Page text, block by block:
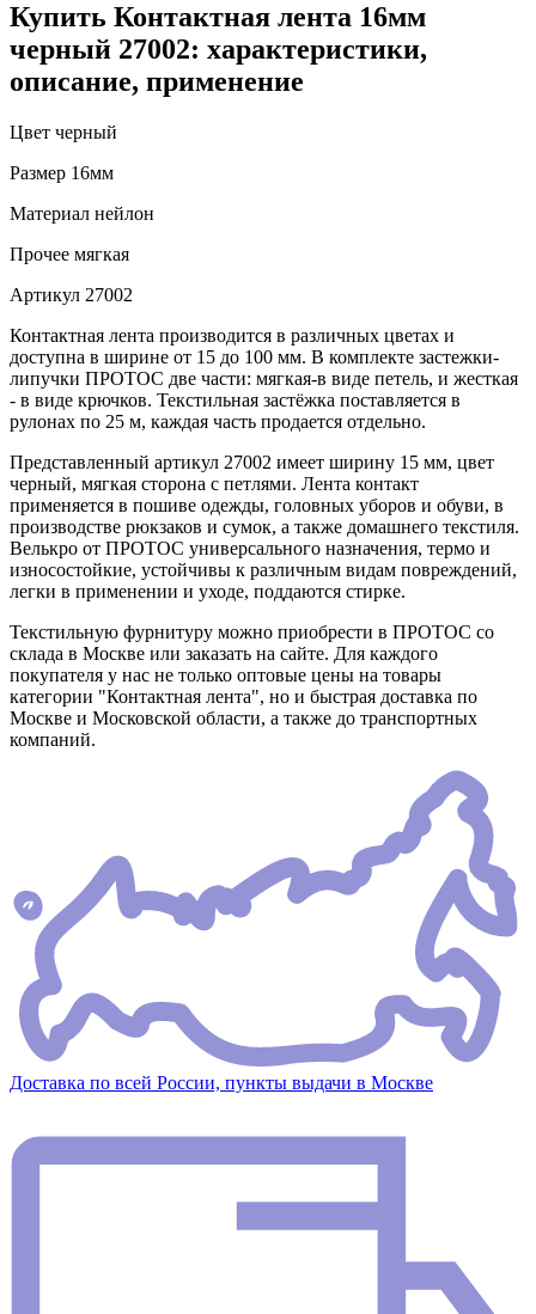
Купить Контактная лента 16мм
черный 27002: характеристики,
описание, применение
Цвет черный
Размер 16мм
Материал нейлон
Прочее мягкая
Артикул 27002
Контактная лента производится в различных цветах и
доступна в ширине от 15 до 100 мм. В комплекте застежки-
липучки ПРОТОС две части: мягкая-в виде петель, и жесткая
- в виде крючков. Текстильная застёжка поставляется в
рулонах по 25 м, каждая часть продается отдельно.
Представленный артикул 27002 имеет ширину 15 мм, цвет
черный, мягкая сторона с петлями. Лента контакт
применяется в пошиве одежды, головных уборов и обуви, в
производстве рюкзаков и сумок, а также домашнего текстиля.
Велькро от ПРОТОС универсального назначения, термо и
износостойкие, устойчивы к различным видам повреждений,
легки в применении и уходе, поддаются стирке.
Текстильную фурнитуру можно приобрести в ПРОТОС со
склада в Москве или заказать на сайте. Для каждого
покупателя у нас не только оптовые цены на товары
категории "Контактная лента", но и быстрая доставка по
Москве и Московской области, а также до транспортных
компаний.
Доставка по всей России, пункты выдачи в Москве